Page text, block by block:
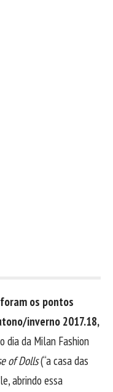
os pontos
inverno 2017.18,
dia da Milan Fashion
of Dolls(“a casa das
abrindo essa